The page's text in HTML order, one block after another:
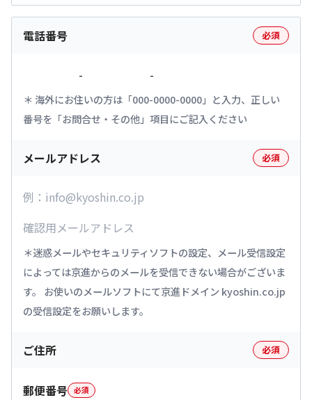
電話番号 必須
- -
海外にお住いの方は「000-0000-0000」と入力、正しい
番号を「お問合せ・その他」項目にご記入ください
メールアドレス 必須
迷惑メールやセキュリティソフトの設定、メール受信設定
によっては京進からのメールを受信できない場合がございま
す。 お使いのメールソフトにて京進ドメイン kyoshin.co.jp
の受信設定をお願いします。
ご住所 必須
郵便番号 必須